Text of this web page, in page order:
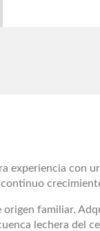
experiencia con
origen familiar.
lechera del